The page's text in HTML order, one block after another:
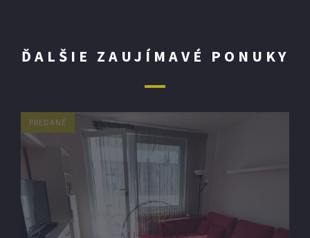
ĎALŠIE ZAUJÍMAVÉ PONUKY
PREDANÉ